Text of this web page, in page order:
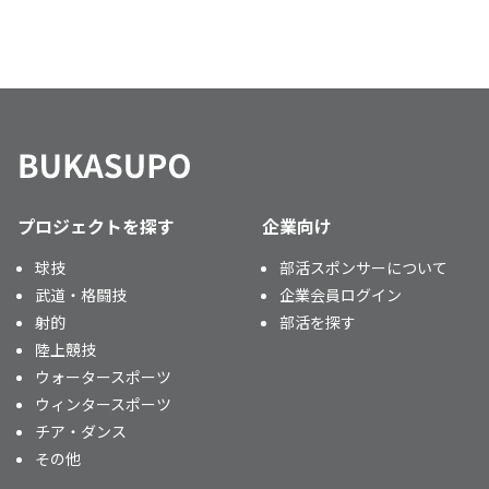
プロジェクトを探す
球技
武道・格闘技
射的
陸上競技
ウォータースポーツ
ウィンタースポーツ
チア・ダンス
その他
企業向け
部活スポンサーについて
企業会員ログイン
部活を探す